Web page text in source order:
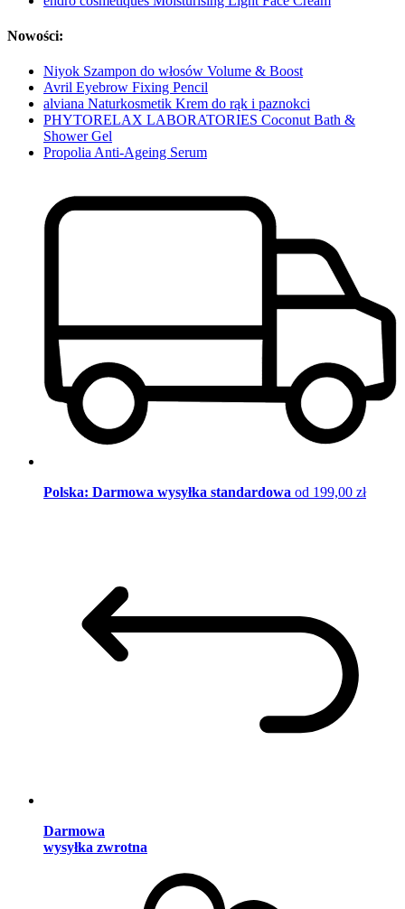
Nowości:
Niyok Szampon do włosów Volume & Boost
Avril Eyebrow Fixing Pencil
alviana Naturkosmetik Krem do rąk i paznokci
PHYTORELAX LABORATORIES Coconut Bath &
Shower Gel
Propolia Anti-Ageing Serum
Polska: Darmowa wysyłka standardowa od 199,00 zł
Darmowa
wysyłka zwrotna